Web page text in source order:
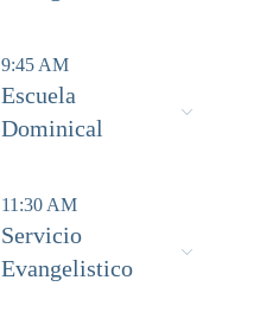
9:45 AM
Escuela
Dominical
11:30 AM
Servicio
Evangelistico